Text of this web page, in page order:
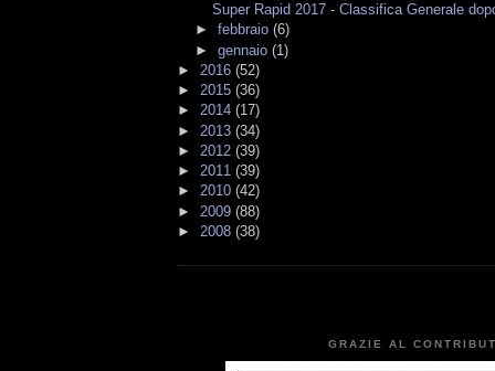
Super Rapid 2017 - Classifica Generale
► febbraio (6)
► gennaio (1)
► 2016 (52)
► 2015 (36)
► 2014 (17)
► 2013 (34)
► 2012 (39)
► 2011 (39)
► 2010 (42)
► 2009 (88)
► 2008 (38)
GRAZIE AL